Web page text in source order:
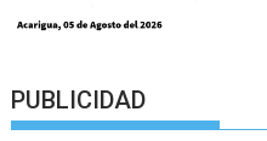
PUBLICIDAD